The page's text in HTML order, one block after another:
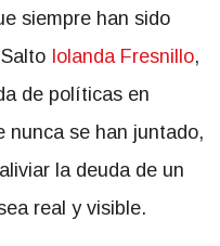
siempre han sido
Iolanda Fresnillo,
de políticas en
nunca se han juntado,
la deuda de un
real y visible.